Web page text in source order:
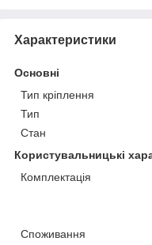
Характеристики
Основні
Тип кріплення
Тип
Стан
Користувальницькі
Комплектація
Споживання